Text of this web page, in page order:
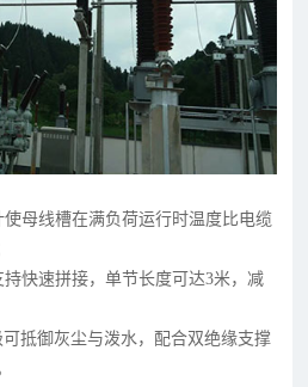
使母线槽在满负荷运行时温度比电缆
持快速拼接，单节长度可达3米，减
可抵御灰尘与泼水，配合双绝缘支撑